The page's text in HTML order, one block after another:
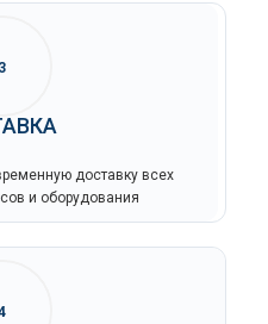
3
доставку всех
и оборудования